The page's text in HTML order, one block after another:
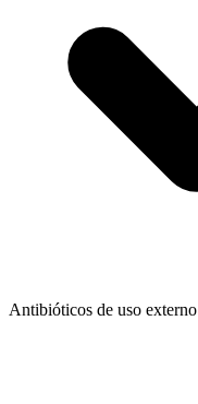
Antibióticos de uso externo